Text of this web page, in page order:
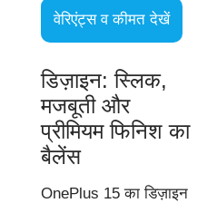
वेरिएंट्स व कीमत देखें
डिज़ाइन: स्लिक,
मजबूती और
प्रीमियम फिनिश का
बैलेंस
OnePlus 15 का डिज़ाइन